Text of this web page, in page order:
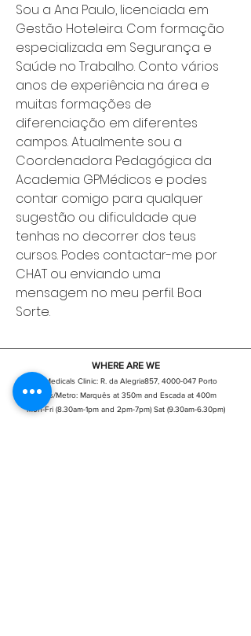
Sou a Ana Paulo, licenciada em
Gestão Hoteleira. Com formação
especializada em Segurança e
Saúde no Trabalho. Conto vários
anos de experiência na área e
muitas formações de
diferenciação em diferentes
campos. Atualmente sou a
Coordenadora Pedagógica da
Academia GPMédicos e podes
contar comigo para qualquer
sugestão ou dificuldade que
tenhas no decorrer dos teus
cursos. Podes contactar-me por
CHAT ou enviando uma
mensagem no meu perfil. Boa
Sorte.
WHERE ARE WE
GPMedicals Clinic: R. da Alegria857, 4000-047Porto
Parks/Metro: Marquês at 350m and Escada at 400m
Mon-Fri (8.30am-1pm and 2pm-7pm) Sat (9.30am-6.30pm)